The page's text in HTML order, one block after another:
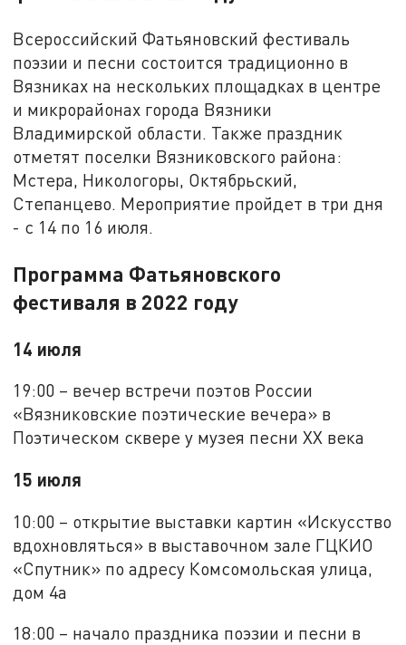
Всероссийский Фатьяновский фестиваль
поэзии и песни состоится традиционно в
Вязниках на нескольких площадках в центре
и микрорайонах города Вязники
Владимирской области. Также праздник
отметят поселки Вязниковского района:
Мстера, Никологоры, Октябрьский,
Степанцево. Мероприятие пройдет в три дня
- с 14 по 16 июля.
Программа Фатьяновского
фестиваля в 2022 году
14 июля
19:00 – вечер встречи поэтов России
«Вязниковские поэтические вечера» в
Поэтическом сквере у музея песни XX века
15 июля
10:00 – открытие выставки картин «Искусство
вдохновляться» в выставочном зале ГЦКИО
«Спутник» по адресу Комсомольская улица,
дом 4а
18:00 – начало праздника поэзии и песни в